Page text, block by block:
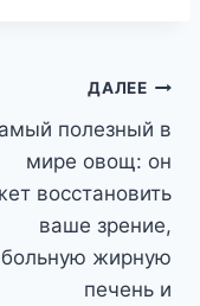
ДАЛЕЕ
полезный в
мире овощ: он
восстановить
ваше зрение,
больную жирную
печень и